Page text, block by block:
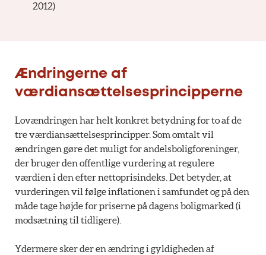
2012)
Ændringerne af
værdiansættelsesprincipperne
Lovændringen har helt konkret betydning for to af de
tre værdiansættelsesprincipper. Som omtalt vil
ændringen gøre det muligt for andelsboligforeninger,
der bruger den offentlige vurdering at regulere
værdien i den efter nettoprisindeks. Det betyder, at
vurderingen vil følge inflationen i samfundet og på den
måde tage højde for priserne på dagens boligmarked (i
modsætning til tidligere).
Ydermere sker der en ændring i gyldigheden af